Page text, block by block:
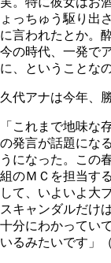
ょっちゅう駆り出
に言われたとか。
今の時代、一発で
に、ということな
久代アナは今年、
「これまで地味な
の発言が話題にな
うになった。この
組のＭＣを担当す
して、いよいよ大
スキャンダルだけ
十分にわかってい
いるみたいです」